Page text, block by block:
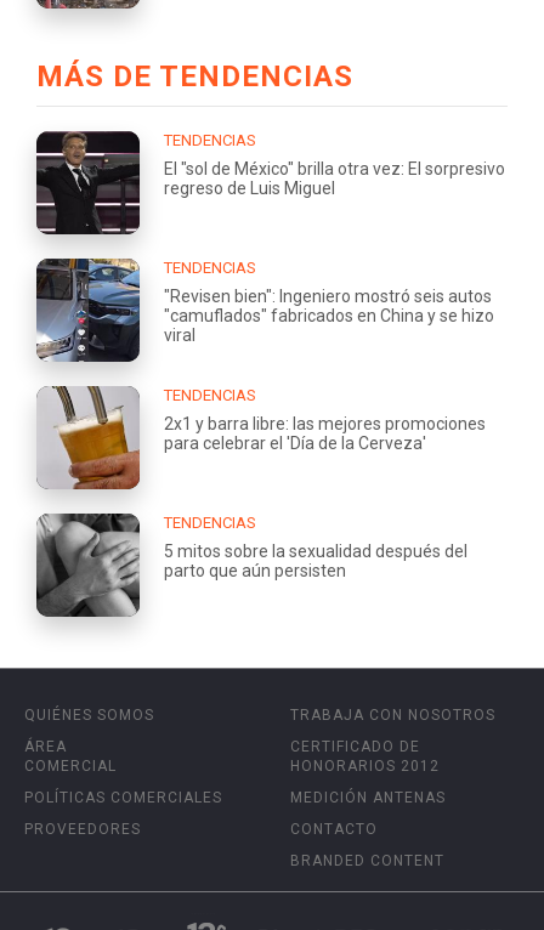
MÁS DE TENDENCIAS
TENDENCIAS
El "sol de México" brilla otra vez: El sorpresivo
regreso de Luis Miguel
TENDENCIAS
"Revisen bien": Ingeniero mostró seis autos
"camuflados" fabricados en China y se hizo
viral
TENDENCIAS
2x1 y barra libre: las mejores promociones
para celebrar el 'Día de la Cerveza'
TENDENCIAS
5 mitos sobre la sexualidad después del
parto que aún persisten
QUIÉNES SOMOS
ÁREA
COMERCIAL
POLÍTICAS COMERCIALES
PROVEEDORES
TRABAJA CON NOSOTROS
CERTIFICADO DE
HONORARIOS 2012
MEDICIÓN ANTENAS
CONTACTO
BRANDED CONTENT